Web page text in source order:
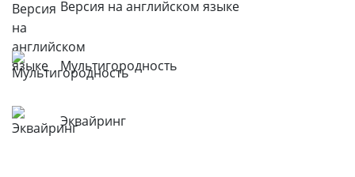
Версия на английском языке
Мультигородность
Эквайринг